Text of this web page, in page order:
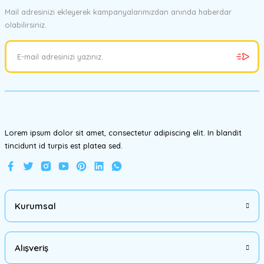
Ürün resmi kalitesiz, bozuk veya görüntülenemiyor.
Ürün bilgilerinde hatalar bulunuyor.
Mail adresinizi ekleyerek kampanyalarımızdan anında haberdar
olabilirsiniz.
Lorem ipsum dolor sit amet, consectetur adipiscing elit. In blandit
tincidunt id turpis est platea sed.
Kurumsal
Alışveriş